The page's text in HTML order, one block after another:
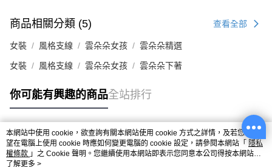
商品相關分類 (5) 查看全部
女裝 風格支線 雲朵朵女孩 雲朵朵精選
女裝 風格支線 雲朵朵女孩 雲朵朵下著
你可能有興趣的商品全站排行
熱門標籤
本網站中使用 cookie，欲查詢有關本網站使用 cookie 方式之詳情，及若您不希
望在電腦上使用 cookie 時應如何變更電腦的 cookie 設定，請參閱本網站「 隱私
權條款 」之 Cookie 聲明。您繼續使用本網站即表示您同意本公司得按本網站使
用條款之 Cookie 聲明使用 cookie。
了解更多 >